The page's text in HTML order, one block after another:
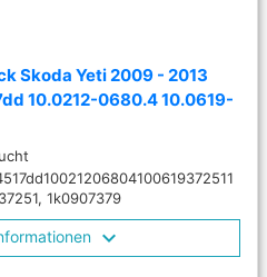
Skoda Yeti 2009 - 2013
10.0212-0680.4 10.0619-
1k0907379